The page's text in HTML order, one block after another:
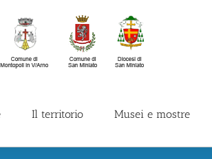
Il territorio Musei e mostre